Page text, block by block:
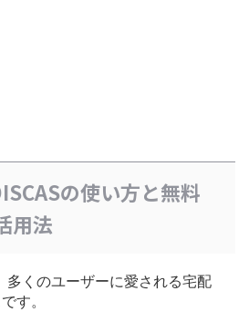
の使い方と無料
用法
多くのユーザーに愛される宅配
す。